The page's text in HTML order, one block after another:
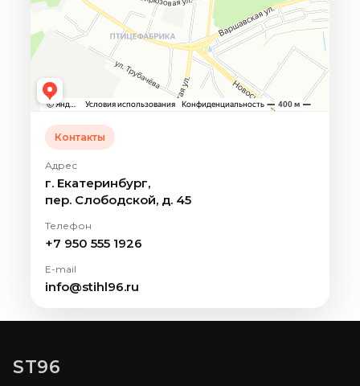
Контакты
Адрес
г. Екатеринбург,
пер. Слободской, д. 45
Телефон
+7 950 555 1926
E-mail
info@stihl96.ru
ST96